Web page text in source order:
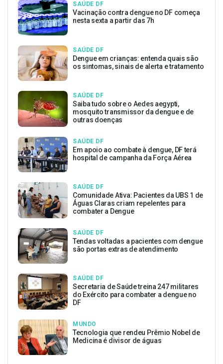
SAÚDE DF
Vacinação contra dengue no DF começa
nesta sexta a partir das 7h
SAÚDE DF
Dengue em crianças: entenda quais são
os sintomas, sinais de alerta e tratamento
SAÚDE DF
Saiba tudo sobre o Aedes aegypti,
mosquito transmissor da dengue e de
outras doenças
SAÚDE DF
Em apoio ao combate à dengue, DF terá
hospital de campanha da Força Aérea
SAÚDE DF
Comunidade Ativa: Pacientes da UBS 1 de
Águas Claras criam repelentes para
combater a Dengue
SAÚDE DF
Tendas voltadas a pacientes com dengue
são portas extras de atendimento
SAÚDE DF
Secretaria de Saúde treina 247 militares
do Exército para combater a dengue no
DF
MUNDO
Tecnologia que rendeu Prêmio Nobel de
Medicina é divisor de águas